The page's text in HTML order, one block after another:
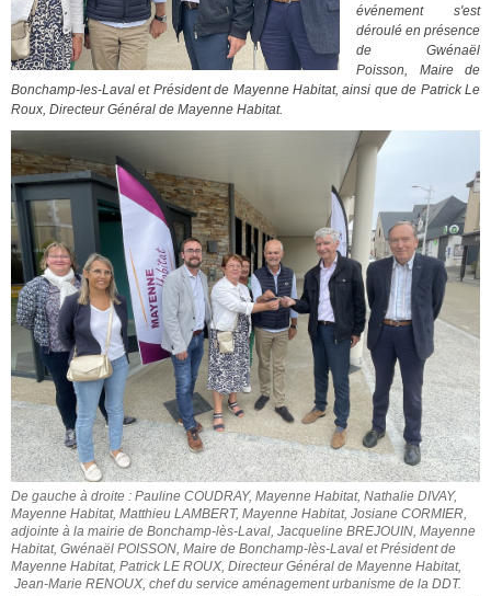
événement s'est
déroulé en présence
de Gwénaël
Poisson, Maire de
Bonchamp-les-Laval et Président de Mayenne Habitat, ainsi que de Patrick Le
Roux, Directeur Général de Mayenne Habitat.
De gauche à droite : Pauline COUDRAY, Mayenne Habitat, Nathalie DIVAY,
Mayenne Habitat, Matthieu LAMBERT, Mayenne Habitat, Josiane CORMIER,
adjointe à la mairie de Bonchamp-lès-Laval, Jacqueline BREJOUIN, Mayenne
Habitat, Gwénaël POISSON, Maire de Bonchamp-lès-Laval et Président de
Mayenne Habitat, Patrick LE ROUX, Directeur Général de Mayenne Habitat,
Jean-Marie RENOUX, chef du service aménagement urbanisme de la DDT.